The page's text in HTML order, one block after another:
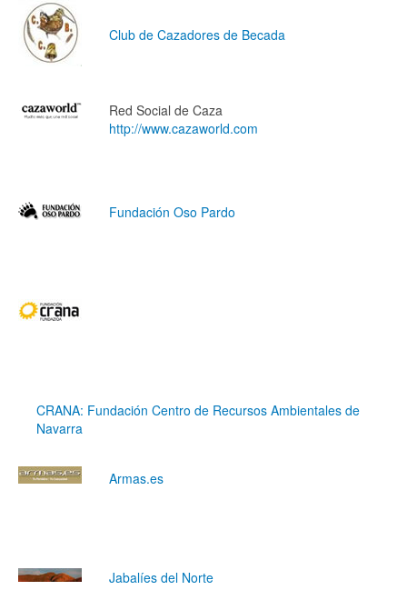
Club de Cazadores de Becada
Red Social de Caza
http://www.cazaworld.com
Fundación Oso Pardo
CRANA: Fundación Centro de Recursos Ambientales de
Navarra
Armas.es
Jabalíes del Norte